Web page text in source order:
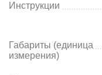
Инструкции
Габариты (единица
измерения)